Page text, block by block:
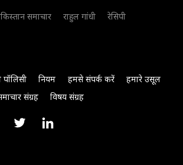
समाचार राहुल गांधी
रेसिपी
पॉलिसी नियम हमसे संपर्क करें
हमारे उसूल
संग्रह विषय संग्रह